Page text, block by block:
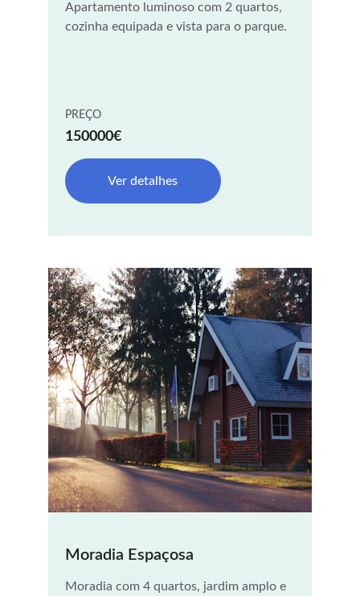
Apartamento luminoso com 2 quartos,
cozinha equipada e vista para o parque.
150000€
Ver detalhes
PREÇO
Moradia Espaçosa
Moradia com 4 quartos, jardim amplo e